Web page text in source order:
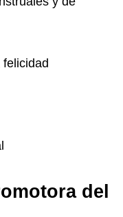
del